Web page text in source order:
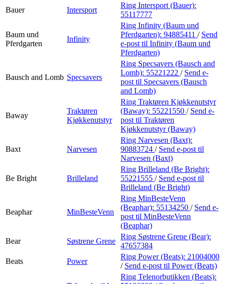
Bauer
Intersport
Ring Intersport (Bauer):
55117777
Baum und
Pferdgarten
Infinity
Ring Infinity (Baum und
Pferdgarten): 94885411 / Send
e-post til Infinity (Baum und
Pferdgarten)
Bausch and Lomb Specsavers
Ring Specsavers (Bausch and
Lomb): 55221222 / Send e-
post til Specsavers (Bausch
and Lomb)
Baway
Traktøren
Kjøkkenutstyr
Ring Traktøren Kjøkkenutstyr
(Baway): 55221550 / Send e-
post til Traktøren
Kjøkkenutstyr (Baway)
Baxt Narvesen
Ring Narvesen (Baxt):
90883724 / Send e-post til
Narvesen (Baxt)
Be Bright Brilleland
Ring Brilleland (Be Bright):
55221555 / Send e-post til
Brilleland (Be Bright)
Beaphar MinBesteVenn
Ring MinBesteVenn
(Beaphar): 55134250 / Send e-
post til MinBesteVenn
(Beaphar)
Bear
Søstrene Grene
Ring Søstrene Grene (Bear):
47657384
Beats
Power
Ring Power (Beats): 21004000
/ Send e-post til Power (Beats)
Ring Telenorbutikken (Beats):